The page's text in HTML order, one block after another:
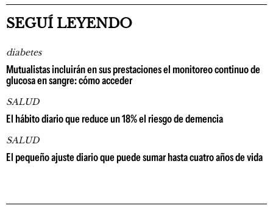
SEGUÍ LEYENDO
diabetes
Mutualistas incluirán en sus prestaciones el monitoreo continuo de
glucosa en sangre: cómo acceder
SALUD
El hábito diario que reduce un 18% el riesgo de demencia
SALUD
El pequeño ajuste diario que puede sumar hasta cuatro años de vida